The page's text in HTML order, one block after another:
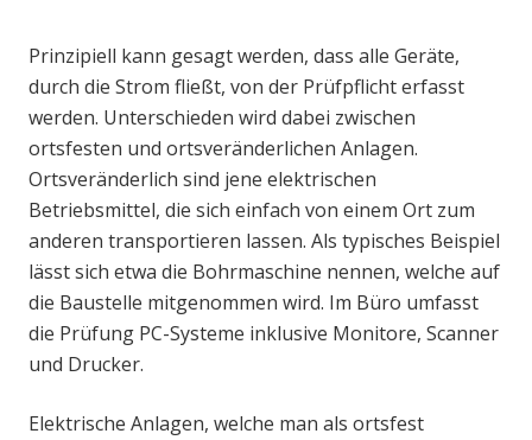
Prinzipiell kann gesagt werden, dass alle Geräte,
durch die Strom fließt, von der Prüfpflicht erfasst
werden. Unterschieden wird dabei zwischen
ortsfesten und ortsveränderlichen Anlagen.
Ortsveränderlich sind jene elektrischen
Betriebsmittel, die sich einfach von einem Ort zum
anderen transportieren lassen. Als typisches Beispiel
lässt sich etwa die Bohrmaschine nennen, welche auf
die Baustelle mitgenommen wird. Im Büro umfasst
die Prüfung PC-Systeme inklusive Monitore, Scanner
und Drucker.
Elektrische Anlagen, welche man als ortsfest